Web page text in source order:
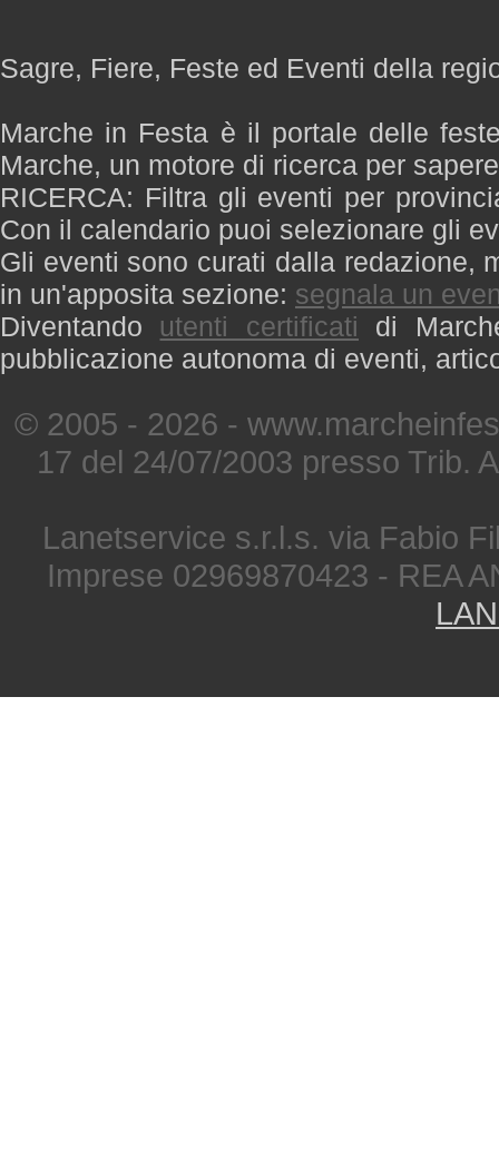
Sagre, Fiere, Feste ed Eventi della
Marche in Festa è il portale delle
Marche, un motore di ricerca per
RICERCA: Filtra gli eventi per
Con il calendario puoi selezionare gli
Gli eventi sono curati dalla redazione,
in un'apposita sezione: segnala un
Diventando utenti certificati di
pubblicazione autonoma di eventi,
© 2005 - 2026 -
17 del 24/07/2003 presso Trib.
Lanetservice s.r.l.s. via Fabio
Imprese 02969870423 - REA